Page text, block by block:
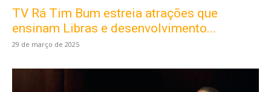
TV Rá Tim Bum estreia atrações que
ensinam Libras e desenvolvimento...
29 de março de 2025